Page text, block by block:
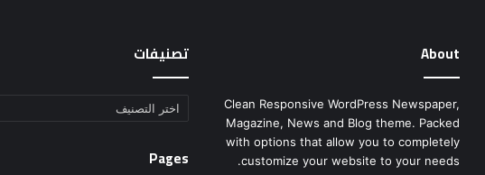
About
Clean Responsive WordPress Newspaper,
Magazine, News and Blog theme. Packed
with options that allow you to completely
customize your website to your needs.
تصنيفات
تصنيفات
Pages